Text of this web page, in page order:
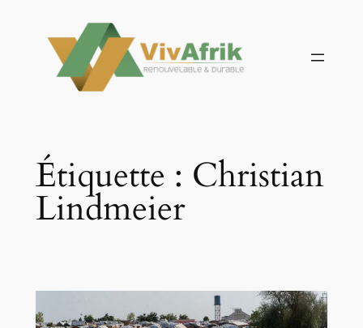
contenu
Étiquette : Christian
Lindmeier